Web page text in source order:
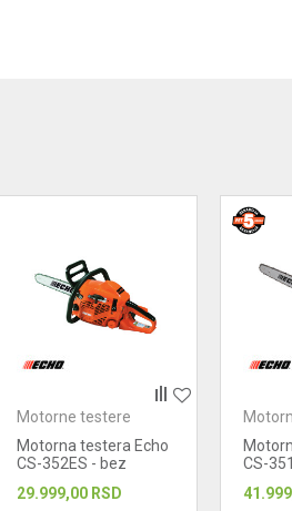
Motorne testere
Motorna testera Echo
CS-352ES - bez
29.999,00 RSD
CS-